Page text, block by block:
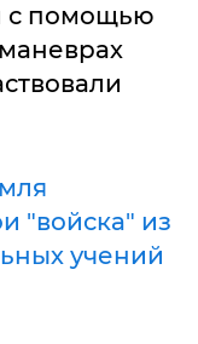
с помощью
"войска" из
учений